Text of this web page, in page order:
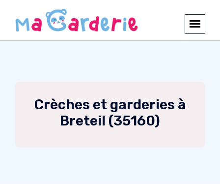
Crèches et garderies à
Breteil (35160)